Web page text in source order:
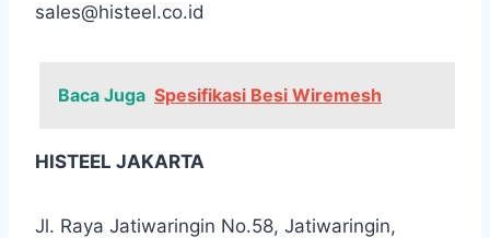
sales@histeel.co.id
Baca Juga Spesifikasi Besi Wiremesh
HISTEEL JAKARTA
Jl. Raya Jatiwaringin No.58, Jatiwaringin,